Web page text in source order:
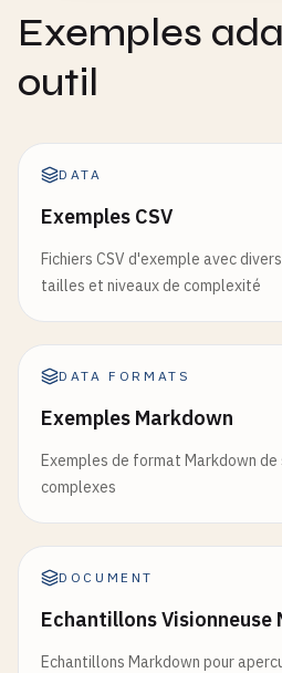
Exemples
outil
DATA
Exemples CSV
Fichiers CSV d'exemple avec
tailles et niveaux de complexité
DATA FORMATS
Exemples Markdown
Exemples de format Markdown
complexes
DOCUMENT
Echantillons Visionneuse
Echantillons Markdown pour